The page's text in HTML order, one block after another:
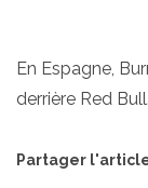
En Espagne,
derrière Red Bull.
Partager